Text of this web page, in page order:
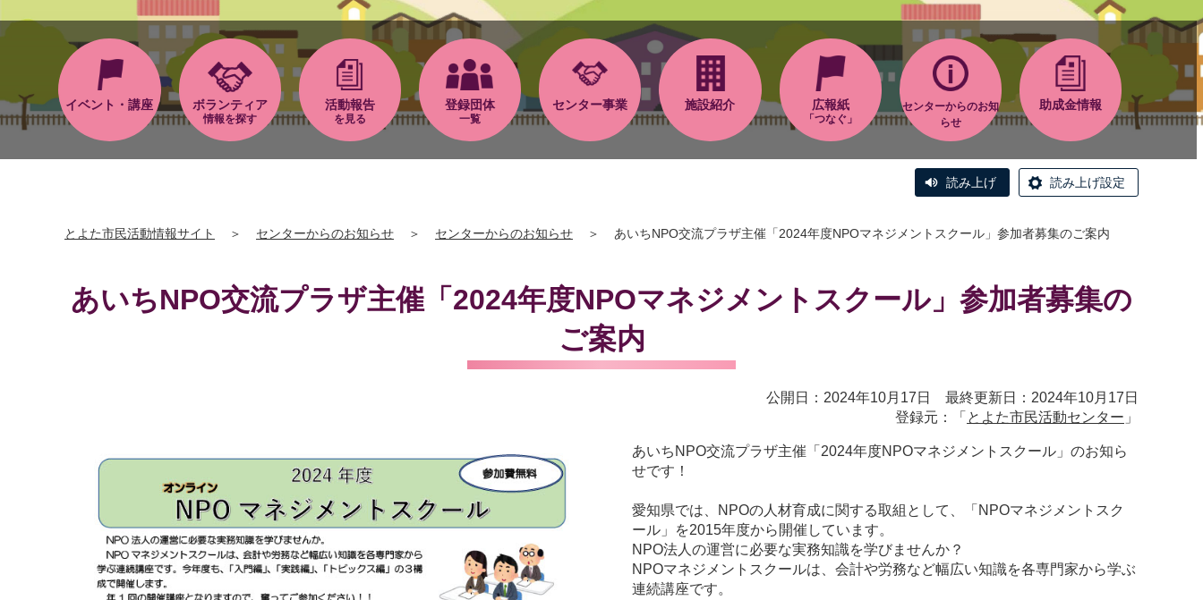
イベント・講座 ボランティア
情報を探す
活動報告
を見る
登録団体
一覧
センター事業 施設紹介 広報紙
「つなぐ」
センターからのお知
らせ
助成金情報
読み上げ 読み上げ設定
とよた市民活動情報サイト ＞ センターからのお知らせ ＞ センターからのお知らせ ＞ あいちNPO交流プラザ主催「2024年度NPOマネジメントスクール」参加者募集のご案内
あいちNPO交流プラザ主催「2024年度NPOマネジメントスクール」参加者募集の
ご案内
公開日：2024年10月17日 最終更新日：2024年10月17日
登録元：「 とよた市民活動センター 」
あいちNPO交流プラザ主催「2024年度NPOマネジメントスクール」のお知ら
せです！
愛知県では、NPOの人材育成に関する取組として、「NPOマネジメントスク
ール」を2015年度から開催しています。
NPO法人の運営に必要な実務知識を学びませんか？
NPOマネジメントスクールは、会計や労務など幅広い知識を各専門家から学ぶ
連続講座です。